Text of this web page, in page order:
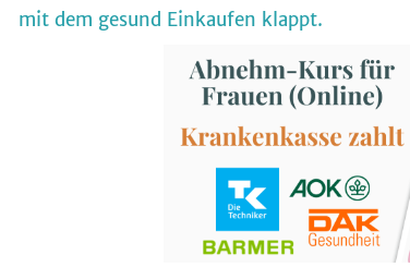
mit dem gesund Einkaufen klappt.